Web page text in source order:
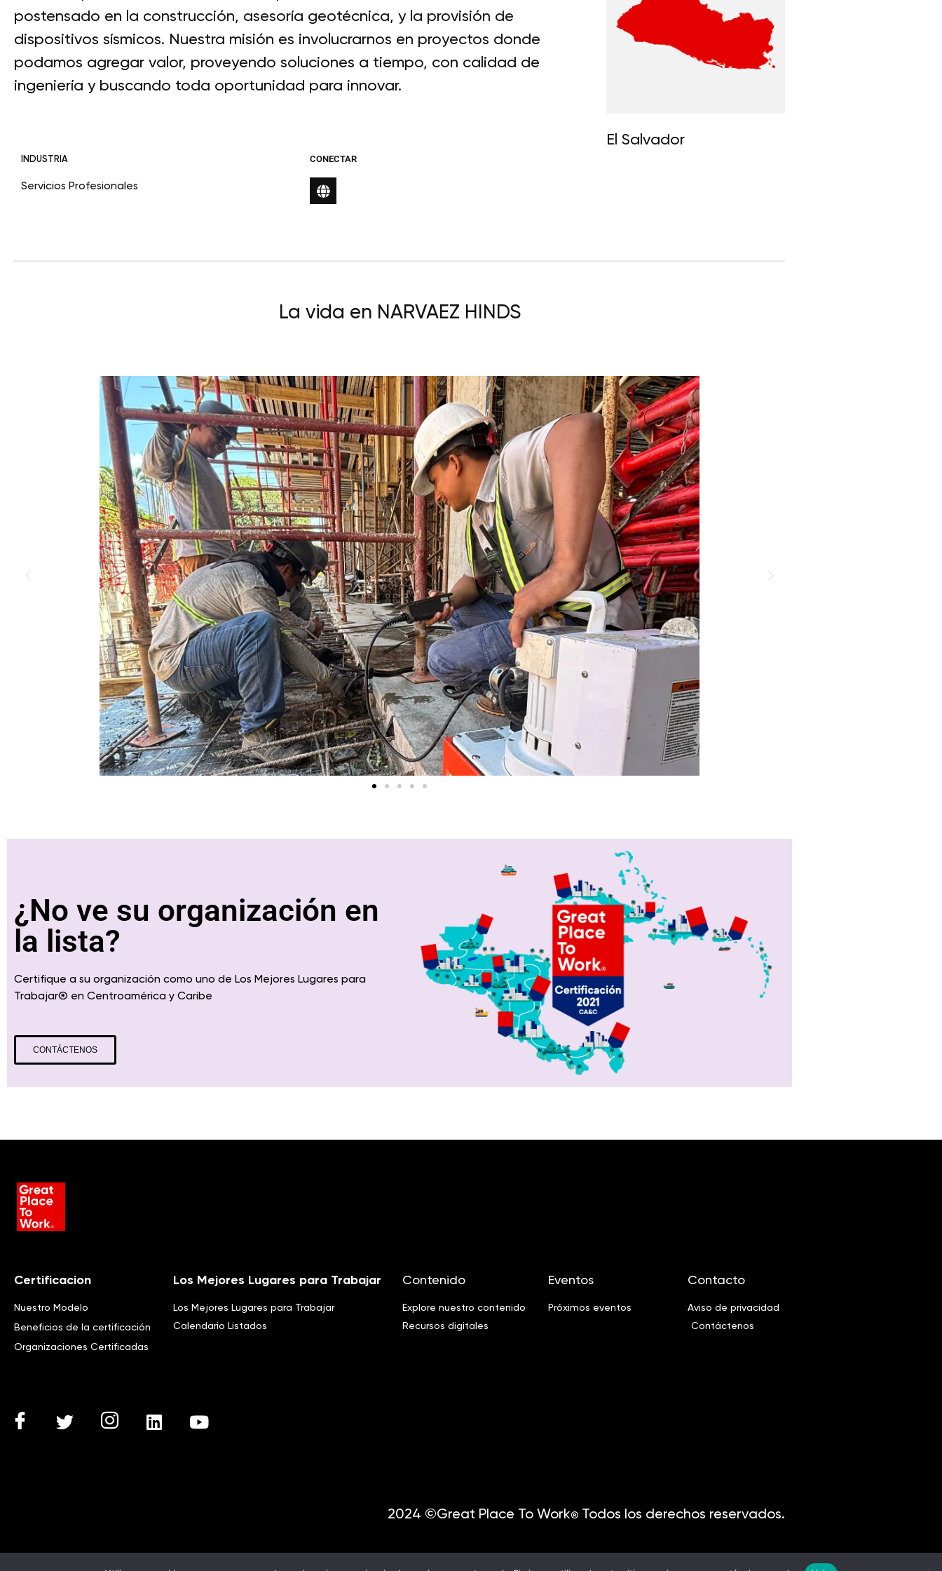
postensado en la construcción, asesoría geotécnica, y la provisión de
dispositivos sísmicos. Nuestra misión es involucrarnos en proyectos donde
podamos agregar valor, proveyendo soluciones a tiempo, con calidad de
ingeniería y buscando toda oportunidad para innovar.
INDUSTRIA
Servicios Profesionales
CONECTAR
El Salvador
La vida en NARVAEZ HINDS
¿No ve su organización en
la lista?
Certifique a su organización como uno de Los Mejores Lugares para
Trabajar® en Centroamérica y Caribe
CONTÁCTENOS
Certificacion
Nuestro Modelo
Beneficios de la certificación
Organizaciones Certificadas
Los Mejores Lugares para Trabajar
Los Mejores Lugares para Trabajar
Calendario Listados
Contenido
Explore nuestro contenido
Recursos digitales
Eventos
Próximos eventos
Contacto
Aviso de privacidad
Contáctenos
2024 ©Great Place To Work®Todos los derechos reservados.